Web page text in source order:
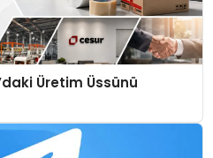
Üretim Üssünü